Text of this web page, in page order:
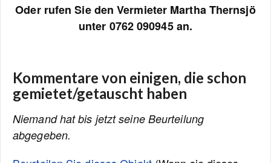
Oder rufen Sie den Vermieter Martha Thernsjö
unter 0762 090945 an.
Kommentare von einigen, die schon
gemietet/getauscht haben
Niemand hat bis jetzt seine Beurteilung
abgegeben.